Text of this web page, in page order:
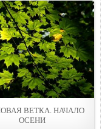
ВЕТКА. НАЧАЛО
ОСЕНИ